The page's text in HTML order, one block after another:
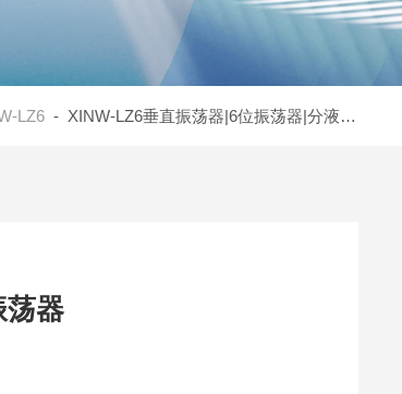
LZ6- XINW-LZ6垂直振荡器|6位振荡器|分液漏斗振荡器
荡器